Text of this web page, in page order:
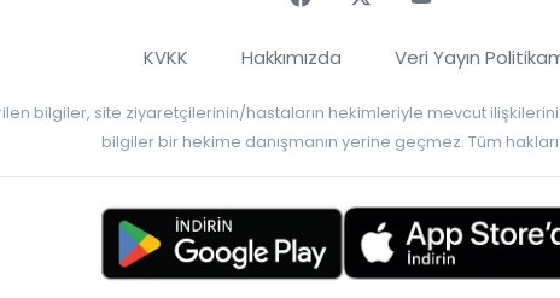
KVKK Hakkımızda Veri Yayın
bilgiler, site ziyaretçilerinin/hastaların hekimleriyle mevcut
bilgiler bir hekime danışmanın yerine geçmez. Tüm hakları